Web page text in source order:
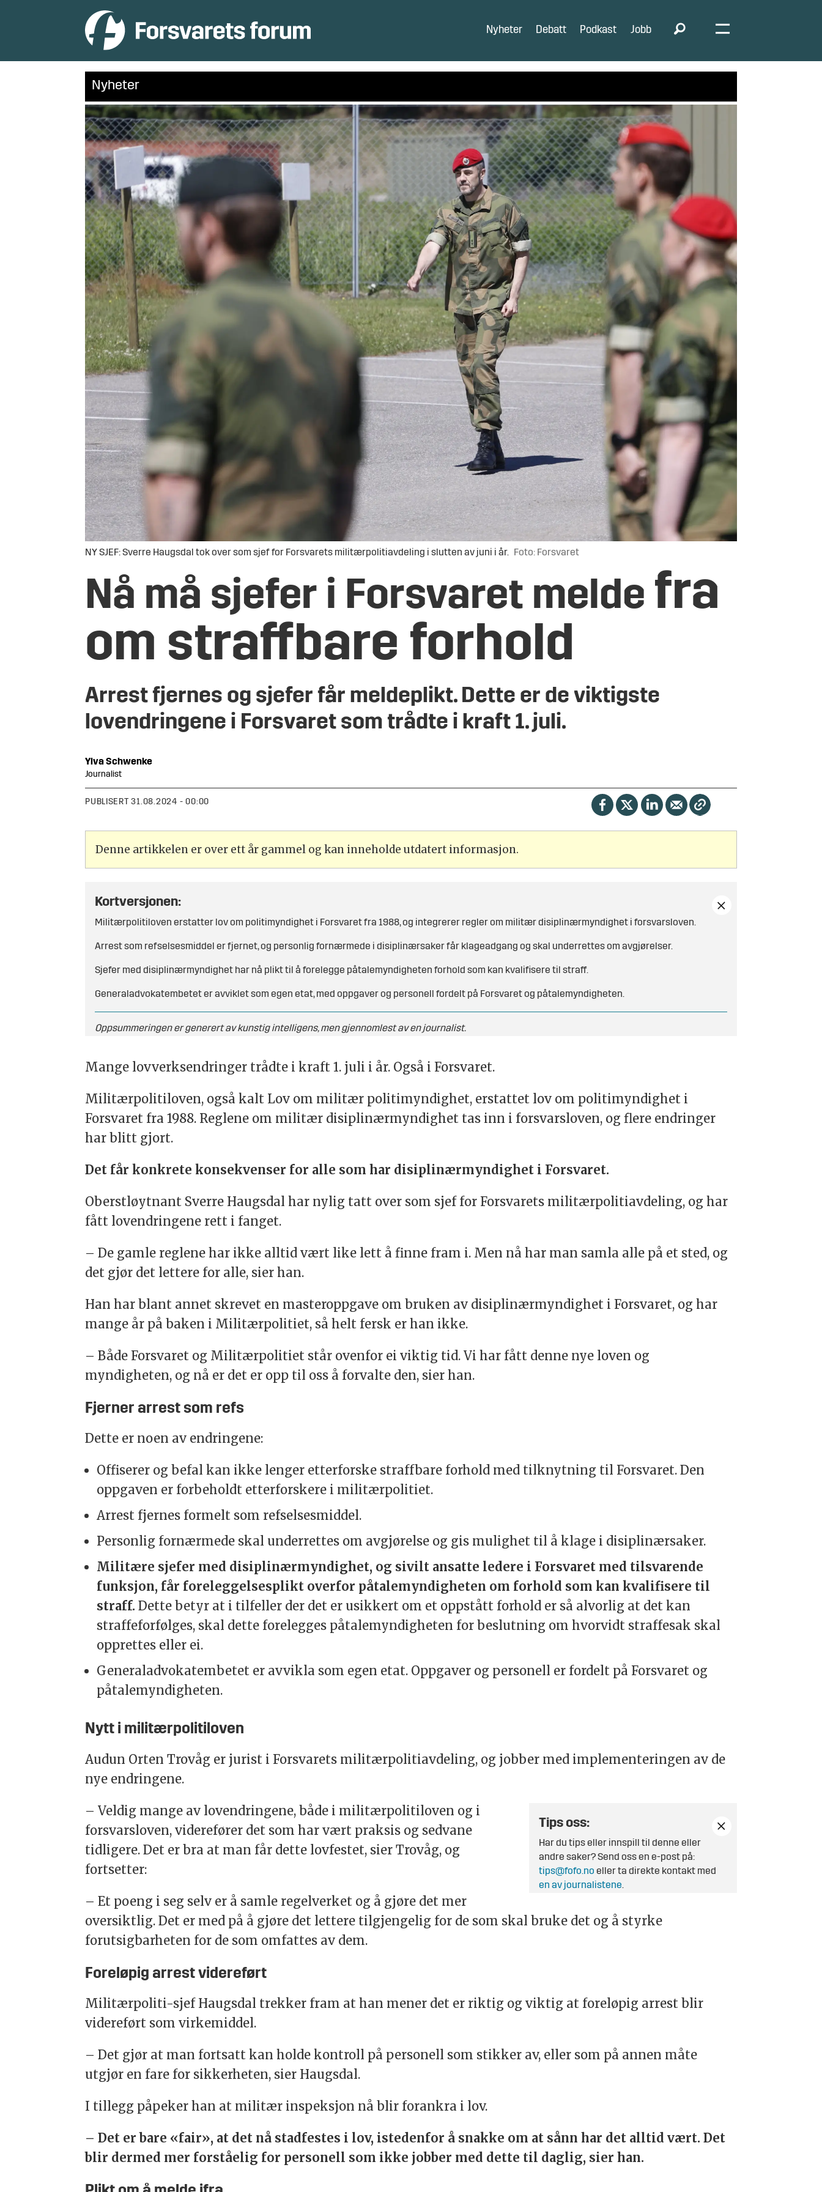
Nyheter Debatt Podkast Jobb
Nyheter
NY SJEF: Sverre Haugsdal tok over som sjef for Forsvarets militærpolitiavdeling i slutten av juni i år. Foto: Forsvaret
Nå må sjefer i Forsvaret melde fra
om straffbare forhold
Arrest fjernes og sjefer får meldeplikt. Dette er de viktigste
lovendringene i Forsvaret som trådte i kraft 1. juli.
YlvaSchwenke
Journalist
PUBLISERT 31.08.2024 - 00:00
Denne artikkelen er over ett år gammel og kan inneholde utdatert informasjon.
Kortversjonen:
Militærpolitiloven erstatter lov om politimyndighet i Forsvaret fra 1988, og integrerer regler om militær disiplinærmyndighet i forsvarsloven.
Arrest som refselsesmiddel er fjernet, og personlig fornærmede i disiplinærsaker får klageadgang og skal underrettes om avgjørelser.
Sjefer med disiplinærmyndighet har nå plikt til å forelegge påtalemyndigheten forhold som kan kvalifisere til straff.
Generaladvokatembetet er avviklet som egen etat, med oppgaver og personell fordelt på Forsvaret og påtalemyndigheten.
Oppsummeringen er generert av kunstig intelligens, men gjennomlest av en journalist.
Mange lovverksendringer trådte i kraft 1. juli i år. Også i Forsvaret.
Militærpolitiloven, også kalt Lov om militær politimyndighet, erstattet lov om politimyndighet i
Forsvaret fra 1988. Reglene om militær disiplinærmyndighet tas inn i forsvarsloven, og flere endringer
har blitt gjort.
Det får konkrete konsekvenser for alle som har disiplinærmyndighet i Forsvaret.
Oberstløytnant Sverre Haugsdal har nylig tatt over som sjef for Forsvarets militærpolitiavdeling, og har
fått lovendringene rett i fanget.
– De gamle reglene har ikke alltid vært like lett å finne fram i. Men nå har man samla alle på et sted, og
det gjør det lettere for alle, sier han.
Han har blant annet skrevet en masteroppgave om bruken av disiplinærmyndighet i Forsvaret, og har
mange år på baken i Militærpolitiet, så helt fersk er han ikke.
– Både Forsvaret og Militærpolitiet står ovenfor ei viktig tid. Vi har fått denne nye loven og
myndigheten, og nå er det er opp til oss å forvalte den, sier han.
Fjerner arrest som refs
Dette er noen av endringene:
Offiserer og befal kan ikke lenger etterforske straffbare forhold med tilknytning til Forsvaret. Den
oppgaven er forbeholdt etterforskere i militærpolitiet.
Arrest fjernes formelt som refselsesmiddel.
Personlig fornærmede skal underrettes om avgjørelse og gis mulighet til å klage i disiplinærsaker.
Militære sjefer med disiplinærmyndighet, og sivilt ansatte ledere i Forsvaret med tilsvarende
funksjon, får foreleggelsesplikt overfor påtalemyndigheten om forhold som kan kvalifisere til
straff.Dette betyr at i tilfeller der det er usikkert om et oppstått forhold er så alvorlig at det kan
straffeforfølges, skal dette forelegges påtalemyndigheten for beslutning om hvorvidt straffesak skal
opprettes eller ei.
Generaladvokatembetet er avvikla som egen etat. Oppgaver og personell er fordelt på Forsvaret og
påtalemyndigheten.
Nytt i militærpolitiloven
Audun Orten Trovåg er jurist i Forsvarets militærpolitiavdeling, og jobber med implementeringen av de
nye endringene.
Tips oss:
Har du tips eller innspill til denne eller
andre saker? Send oss en e-post på:
tips@fofo.no eller ta direkte kontakt med
en av journalistene.
– Veldig mange av lovendringene, både i militærpolitiloven og i
forsvarsloven, viderefører det som har vært praksis og sedvane
tidligere. Det er bra at man får dette lovfestet, sier Trovåg, og
fortsetter:
– Et poeng i seg selv er å samle regelverket og å gjøre det mer
oversiktlig. Det er med på å gjøre det lettere tilgjengelig for de som skal bruke det og å styrke
forutsigbarheten for de som omfattes av dem.
Foreløpig arrest videreført
Militærpoliti-sjef Haugsdal trekker fram at han mener det er riktig og viktig at foreløpig arrest blir
videreført som virkemiddel.
– Det gjør at man fortsatt kan holde kontroll på personell som stikker av, eller som på annen måte
utgjør en fare for sikkerheten, sier Haugsdal.
I tillegg påpeker han at militær inspeksjon nå blir forankra i lov.
– Det er bare «fair», at det nå stadfestes i lov, istedenfor å snakke om at sånn har det alltid vært. Det
blir dermed mer forståelig for personell som ikke jobber med dette til daglig, sier han.